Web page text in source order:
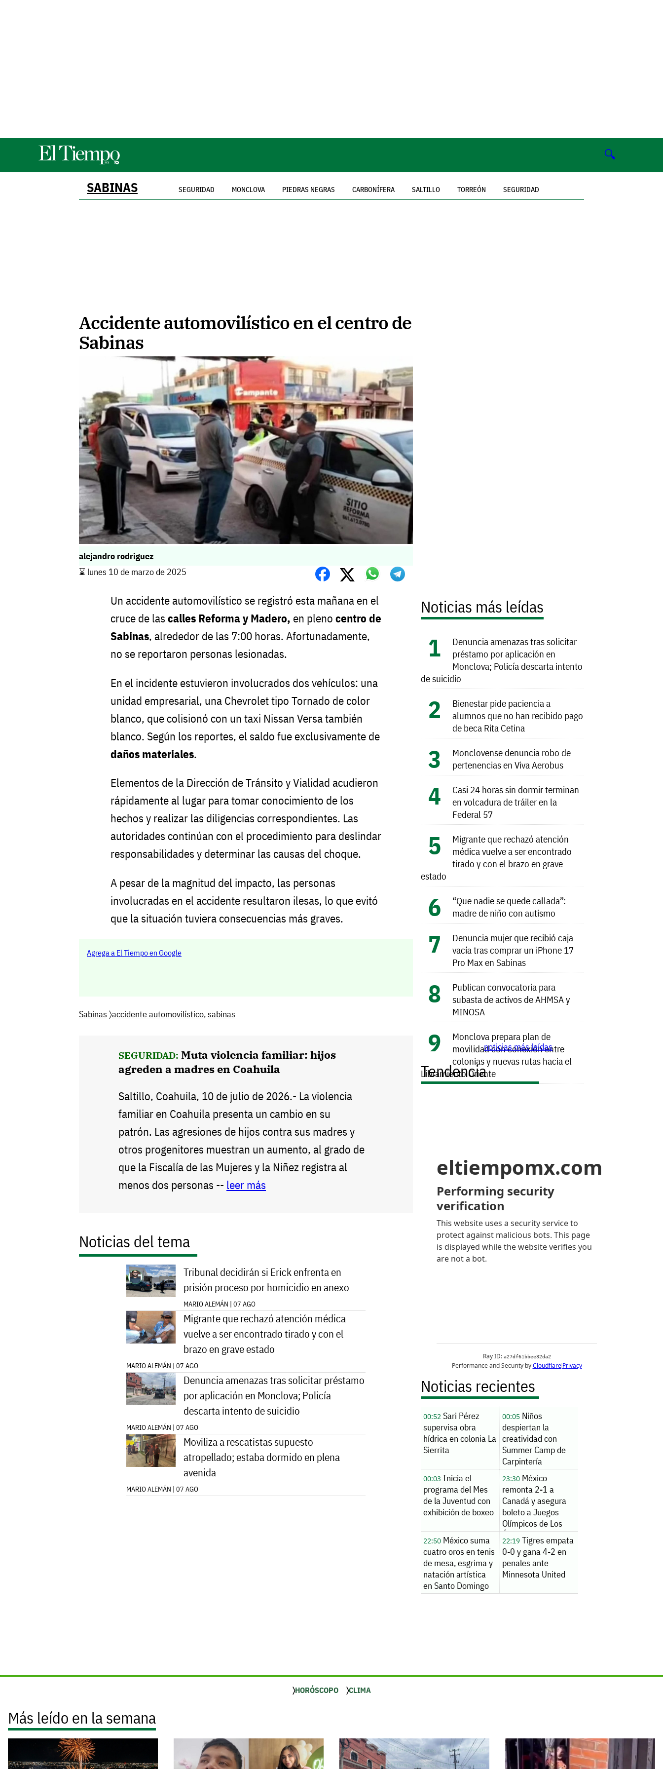
🔍
SABINAS SEGURIDAD MONCLOVA PIEDRAS NEGRAS CARBONÍFERA SALTILLO TORREÓN SEGURIDAD
Accidente automovilístico en el centro de
Sabinas
alejandro rodriguez
⌛️ lunes 10 de marzo de 2025
Un accidente automovilístico se registró esta mañana en el
cruce de las calles Reforma y Madero, en pleno centro de
Sabinas, alrededor de las 7:00 horas. Afortunadamente,
no se reportaron personas lesionadas.
En el incidente estuvieron involucrados dos vehículos: una
unidad empresarial, una Chevrolet tipo Tornado de color
blanco, que colisionó con un taxi Nissan Versa también
blanco. Según los reportes, el saldo fue exclusivamente de
daños materiales.
Elementos de la Dirección de Tránsito y Vialidad acudieron
rápidamente al lugar para tomar conocimiento de los
hechos y realizar las diligencias correspondientes. Las
autoridades continúan con el procedimiento para deslindar
responsabilidades y determinar las causas del choque.
A pesar de la magnitud del impacto, las personas
involucradas en el accidente resultaron ilesas, lo que evitó
que la situación tuviera consecuencias más graves.
Agrega a El Tiempo en Google
Sabinas 〉accidente automovilístico,sabinas
SEGURIDAD: Muta violencia familiar: hijos
agreden a madres en Coahuila
Saltillo, Coahuila, 10 de julio de 2026.- La violencia
familiar en Coahuila presenta un cambio en su
patrón. Las agresiones de hijos contra sus madres y
otros progenitores muestran un aumento, al grado de
que la Fiscalía de las Mujeres y la Niñez registra al
menos dos personas -- leer más
Noticias del tema
Tribunal decidirán si Erick enfrenta en
prisión proceso por homicidio en anexo
MARIO ALEMÁN | 07 AGO
Migrante que rechazó atención médica
vuelve a ser encontrado tirado y con el
brazo en grave estado
MARIO ALEMÁN | 07 AGO
Denuncia amenazas tras solicitar préstamo
por aplicación en Monclova; Policía
descarta intento de suicidio
MARIO ALEMÁN | 07 AGO
Moviliza a rescatistas supuesto
atropellado; estaba dormido en plena
avenida
MARIO ALEMÁN | 07 AGO
Noticias más leídas
Denuncia amenazas tras solicitar
préstamo por aplicación en
Monclova; Policía descarta intento
de suicidio
Bienestar pide paciencia a
alumnos que no han recibido pago
de beca Rita Cetina
Monclovense denuncia robo de
pertenencias en Viva Aerobus
Casi 24 horas sin dormir terminan
en volcadura de tráiler en la
Federal 57
Migrante que rechazó atención
médica vuelve a ser encontrado
tirado y con el brazo en grave
estado
“Que nadie se quede callada”:
madre de niño con autismo
Denuncia mujer que recibió caja
vacía tras comprar un iPhone 17
Pro Max en Sabinas
Publican convocatoria para
subasta de activos de AHMSA y
MINOSA
Monclova prepara plan de
movilidad con conexión entre
colonias y nuevas rutas hacia el
Libramiento Oriente
noticias más leídas
Tendencia
Noticias recientes
00:52 Sari Pérez
supervisa obra
hídrica en colonia La
Sierrita
00:05Niños
despiertan la
creatividad con
Summer Camp de
Carpintería
00:03 Inicia el
programa del Mes
de la Juventud con
exhibición de boxeo
23:30México
remonta 2-1 a
Canadá y asegura
boleto a Juegos
Olímpicos de Los
Ángeles 2028
22:50 México suma
cuatro oros en tenis
de mesa, esgrima y
natación artística
en Santo Domingo
22:19Tigres empata
0-0 y gana 4-2 en
penales ante
Minnesota United
HORÓSCOPO CLIMA
Más leído en la semana